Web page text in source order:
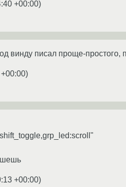
+00:00)
винду писал проще-
)
+00:00)